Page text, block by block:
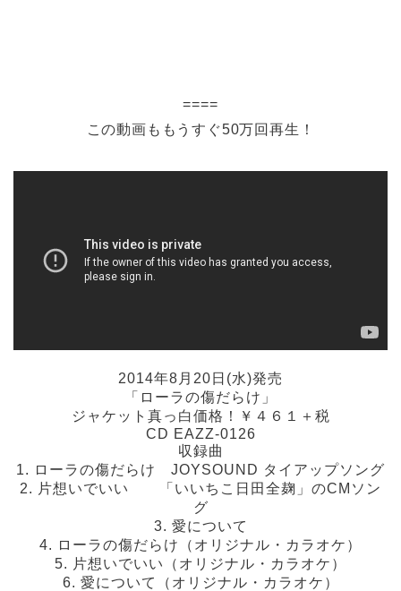
====
この動画ももうすぐ50万回再生！
2014年8月20日(水)発売
「ローラの傷だらけ」
ジャケット真っ白価格！￥４６１＋税
CD EAZZ-0126
収録曲
1. ローラの傷だらけ JOYSOUND タイアップソング
2. 片想いでいい 「いいちこ日田全麹」のCMソン
グ
3. 愛について
4. ローラの傷だらけ（オリジナル・カラオケ）
5. 片想いでいい（オリジナル・カラオケ）
6. 愛について（オリジナル・カラオケ）